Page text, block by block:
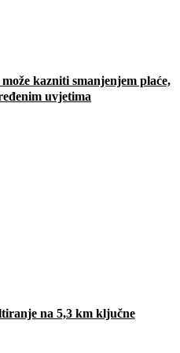
kazniti smanjenjem plaće,
uvjetima
na 5,3 km ključne